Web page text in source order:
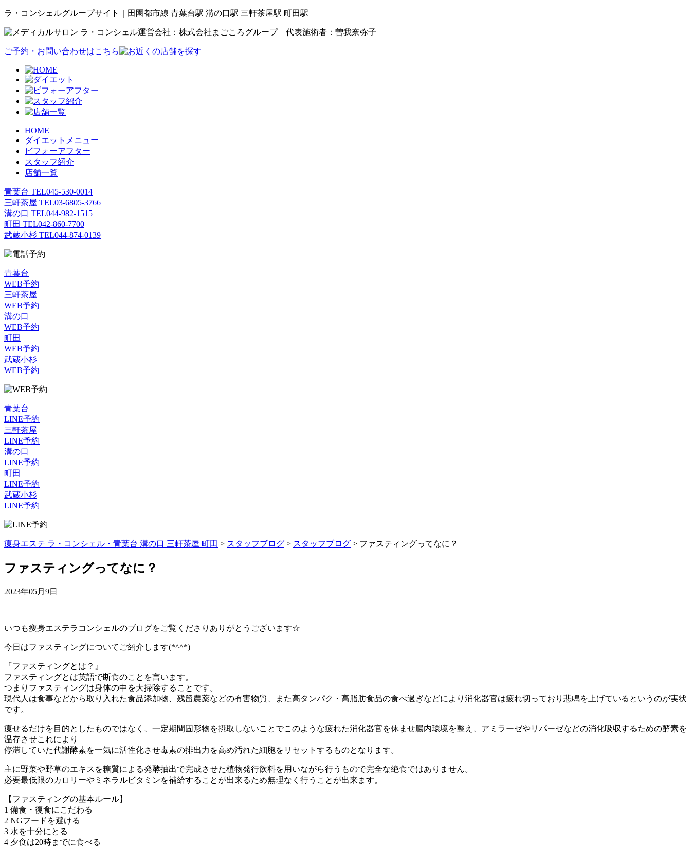
ラ・コンシェルグループサイト｜田園都市線 青葉台駅 溝の口駅 三軒茶屋駅 町田駅
運営会社：株式会社まごころグループ 代表施術者：曽我奈弥子
ご予約・お問い合わせはこちら
HOME
ダイエットメニュー
ビフォーアフター
スタッフ紹介
店舗一覧
青葉台 TEL045-530-0014
三軒茶屋 TEL03-6805-3766
溝の口 TEL044-982-1515
町田 TEL042-860-7700
武蔵小杉 TEL044-874-0139
青葉台
WEB予約
三軒茶屋
WEB予約
溝の口
WEB予約
町田
WEB予約
武蔵小杉
WEB予約
青葉台
LINE予約
三軒茶屋
LINE予約
溝の口
LINE予約
町田
LINE予約
武蔵小杉
LINE予約
痩身エステ ラ・コンシェル・青葉台 溝の口 三軒茶屋 町田 > スタッフブログ > スタッフブログ > ファスティングってなに？
ファスティングってなに？
2023年05月9日
いつも痩身エステラコンシェルのブログをご覧くださりありがとうございます☆
今日はファスティングについてご紹介します(*^^*)
『ファスティングとは？』
ファスティングとは英語で断食のことを言います。
つまりファスティングは身体の中を大掃除することです。
現代人は食事などから取り入れた食品添加物、残留農薬などの有害物質、また高タンパク・高脂肪食品の食べ過ぎなどにより消化器官は疲れ切っており悲鳴を上げているというのが実状
です。
痩せるだけを目的としたものではなく、一定期間固形物を摂取しないことでこのような疲れた消化器官を休ませ腸内環境を整え、アミラーゼやリパーゼなどの消化吸収するための酵素を
温存させこれにより
停滞していた代謝酵素を一気に活性化させ毒素の排出力を高め汚れた細胞をリセットするものとなります。
主に野菜や野草のエキスを糖質による発酵抽出で完成させた植物発行飲料を用いながら行うもので完全な絶食ではありません。
必要最低限のカロリーやミネラルビタミンを補給することが出来るため無理なく行うことが出来ます。
【ファスティングの基本ルール】
1 備食・復食にこだわる
2 NGフードを避ける
3 水を十分にとる
4 夕食は20時までに食べる